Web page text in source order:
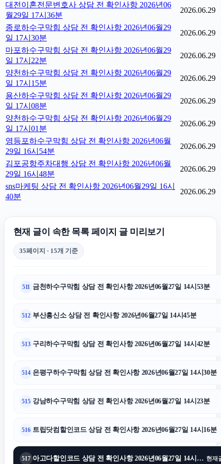
대전이혼전문변호사 상담 전 확인사항 2026년06
월29일 17시36분
2026.06.29
종로하수구막힘 상담 전 확인사항 2026년06월29
일 17시30분
2026.06.29
마포하수구막힘 상담 전 확인사항 2026년06월29
일 17시22분
2026.06.29
양천하수구막힘 상담 전 확인사항 2026년06월29
일 17시15분
2026.06.29
용산하수구막힘 상담 전 확인사항 2026년06월29
일 17시08분
2026.06.29
양천하수구막힘 상담 전 확인사항 2026년06월29
일 17시01분
2026.06.29
영등포하수구막힘 상담 전 확인사항 2026년06월
29일 16시54분
2026.06.29
김포공항주차대행 상담 전 확인사항 2026년06월
29일 16시48분
2026.06.29
sns마케팅 상담 전 확인사항 2026년06월29일 16시
40분
2026.06.29
현재 글이 속한 목록 페이지 글 미리보기
35페이지 · 15개 기준
511 금천하수구막힘 상담 전 확인사항 2026년06월27일 14시53분
512 부산흥신소 상담 전 확인사항 2026년06월27일 14시45분
513 구리하수구막힘 상담 전 확인사항 2026년06월27일 14시42분
514 은평구하수구막힘 상담 전 확인사항 2026년06월27일 14시30분
515 강남하수구막힘 상담 전 확인사항 2026년06월27일 14시23분
516 트립닷컴할인코드 상담 전 확인사항 2026년06월27일 14시16분
517 아고다할인코드 상담 전 확인사항 2026년06월27일 14시11분 현재